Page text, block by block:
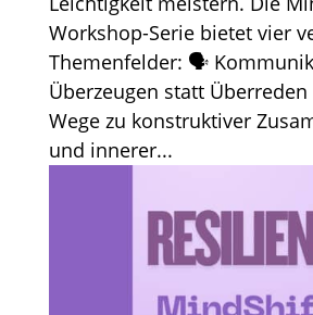
Workshop-Serie bietet vier
Themenfelder: 🗣️
Überzeugen statt
Wege zu konstruktiver
und innerer...